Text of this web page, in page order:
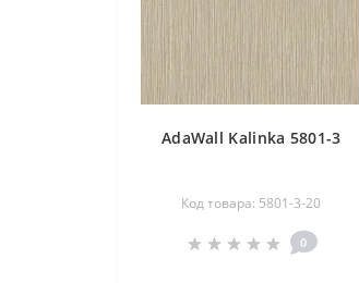
AdaWall Kalinka 5801-3
Код товара: 5801-3-20
0